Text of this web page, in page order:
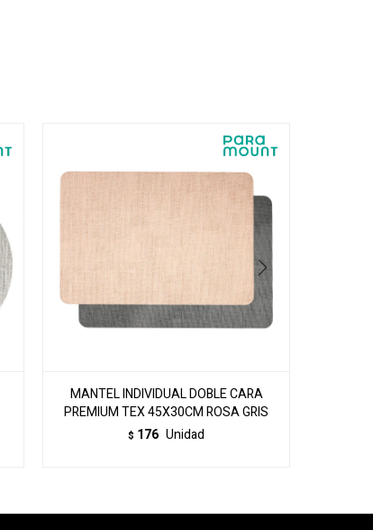
MANTEL INDIVIDUAL DOBLE CARA
PREMIUM TEX 45X30CM ROSA GRIS
$ 176 Unidad